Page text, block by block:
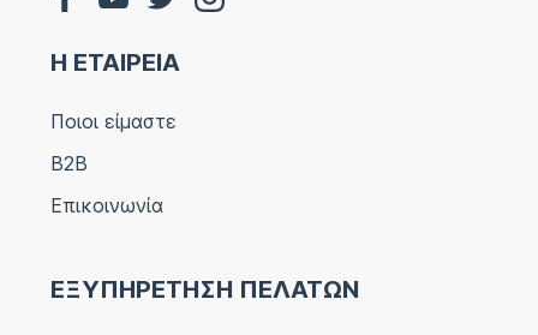
Η ΕΤΑΙΡΕΙΑ
Ποιοι είμαστε
B2B
Επικοινωνία
ΕΞΥΠΗΡΕΤΗΣΗ ΠΕΛΑΤΩΝ